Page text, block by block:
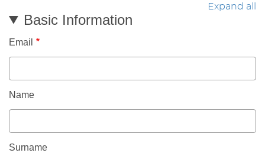
Expand all
Basic Information
Email
Name
Surname